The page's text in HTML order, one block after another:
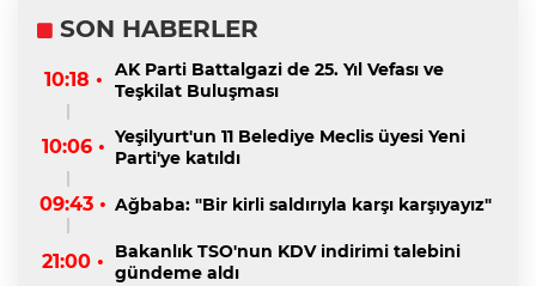
SON HABERLER
10:18 •
AK Parti Battalgazi de 25. Yıl Vefası ve
Teşkilat Buluşması
10:06 • Yeşilyurt'un 11 Belediye Meclis üyesi Yeni
Parti'ye katıldı
09:43 • Ağbaba: "Bir kirli saldırıyla karşı karşıyayız"
21:00 •
Bakanlık TSO'nun KDV indirimi talebini
gündeme aldı